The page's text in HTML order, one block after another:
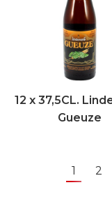
12 x 37,5CL.
Gueuze
1 2